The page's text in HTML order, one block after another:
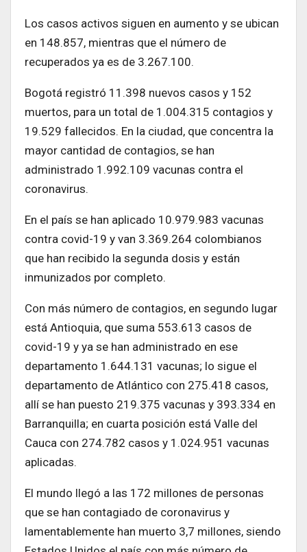
Los casos activos siguen en aumento y se ubican
en 148.857, mientras que el número de
recuperados ya es de 3.267.100.
Bogotá registró 11.398 nuevos casos y 152
muertos, para un total de 1.004.315 contagios y
19.529 fallecidos. En la ciudad, que concentra la
mayor cantidad de contagios, se han
administrado 1.992.109 vacunas contra el
coronavirus.
En el país se han aplicado 10.979.983 vacunas
contra covid-19 y van 3.369.264 colombianos
que han recibido la segunda dosis y están
inmunizados por completo.
Con más número de contagios, en segundo lugar
está Antioquia, que suma 553.613 casos de
covid-19 y ya se han administrado en ese
departamento 1.644.131 vacunas; lo sigue el
departamento de Atlántico con 275.418 casos,
allí se han puesto 219.375 vacunas y 393.334 en
Barranquilla; en cuarta posición está Valle del
Cauca con 274.782 casos y 1.024.951 vacunas
aplicadas.
El mundo llegó a las 172 millones de personas
que se han contagiado de coronavirus y
lamentablemente han muerto 3,7 millones, siendo